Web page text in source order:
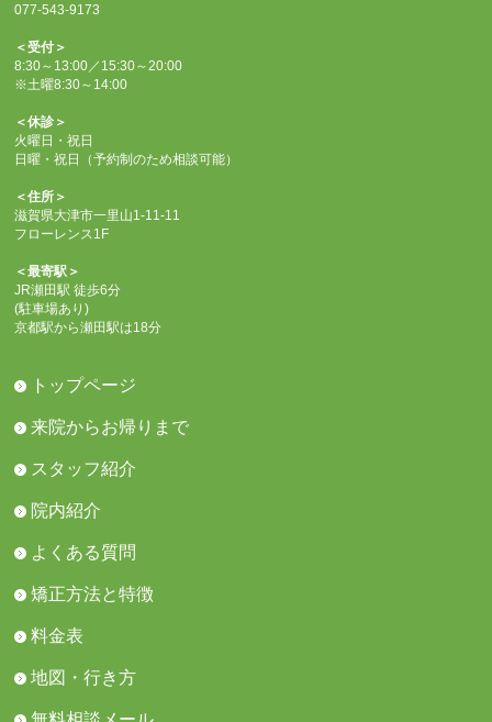
077-543-9173
＜受付＞
8:30～13:00／15:30～20:00
※土曜8:30～14:00
＜休診＞
火曜日・祝日
日曜・祝日（予約制のため相談可能）
＜住所＞
滋賀県大津市一里山1-11-11
フローレンス1F
＜最寄駅＞
JR瀬田駅 徒歩6分
(駐車場あり)
京都駅から瀬田駅は18分
トップページ
来院からお帰りまで
スタッフ紹介
院内紹介
よくある質問
矯正方法と特徴
料金表
地図・行き方